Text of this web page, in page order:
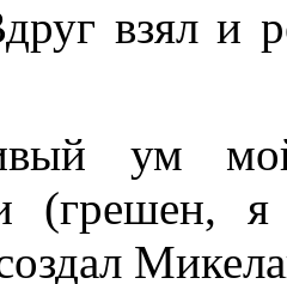
взял и
ум мой
(грешен,